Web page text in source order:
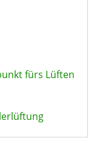
fürs Lüften